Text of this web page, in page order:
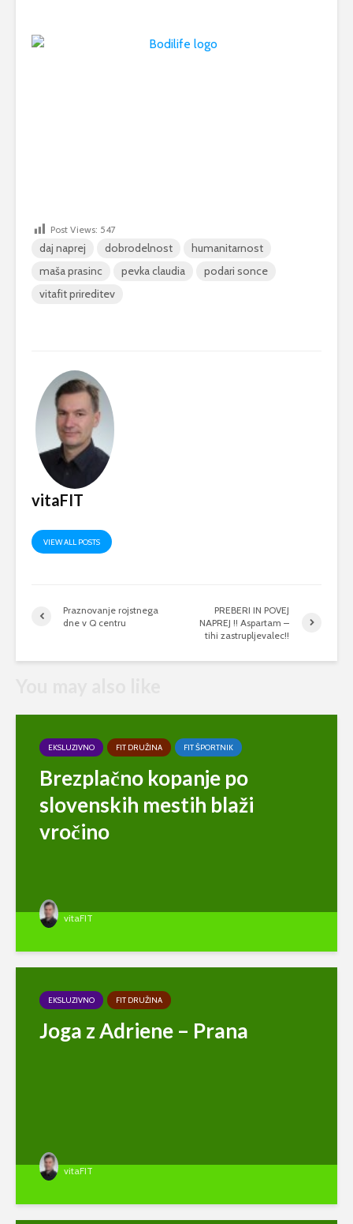
Post Views: 547
daj naprej dobrodelnost
humanitarnost
maša prasinc
pevka claudia
podari sonce
vitafit prireditev
vitaFIT
VIEW ALL POSTS
Praznovanje rojstnega
dne v Q centru
PREBERI IN POVEJ
NAPREJ !! Aspartam –
tihi zastrupljevalec!!
EKSLUZIVNO FIT DRUŽINA FIT ŠPORTNIK
Brezplačno kopanje po
slovenskih mestih blaži
vročino
vitaFIT
EKSLUZIVNO FIT DRUŽINA
Joga z Adriene – Prana
vitaFIT